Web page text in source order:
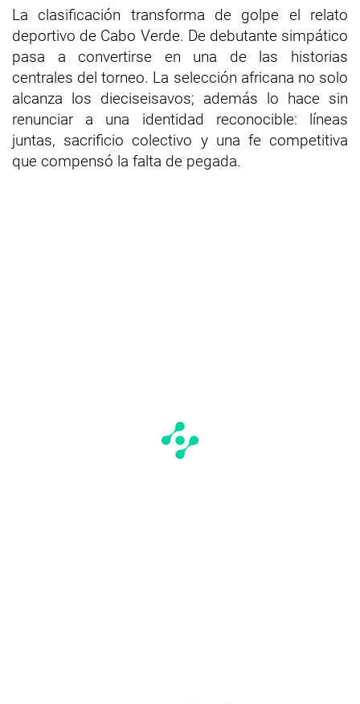
La clasificación transforma de golpe el relato
deportivo de Cabo Verde. De debutante simpático
pasa a convertirse en una de las historias
centrales del torneo. La selección africana no solo
alcanza los dieciseisavos; además lo hace sin
renunciar a una identidad reconocible: líneas
juntas, sacrificio colectivo y una fe competitiva
que compensó la falta de pegada.